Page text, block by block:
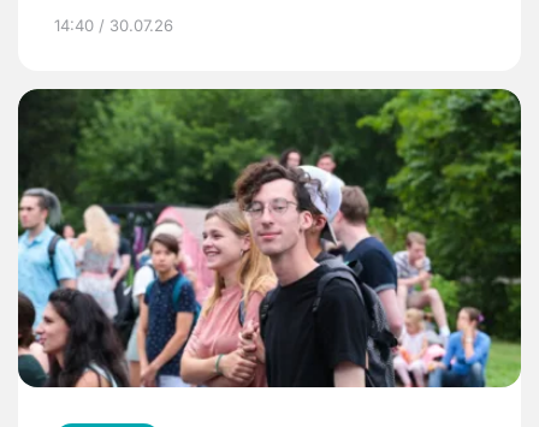
14:40 / 30.07.26